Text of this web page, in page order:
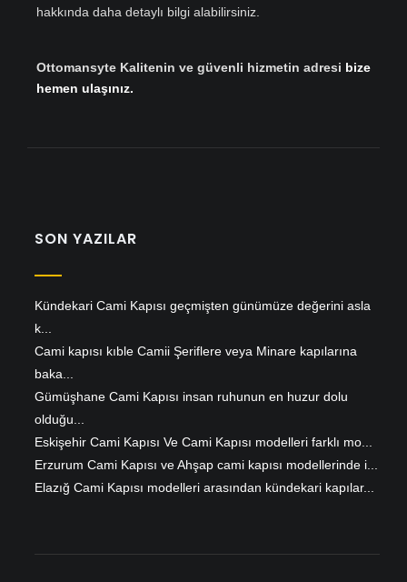
hakkında daha detaylı bilgi alabilirsiniz.
Ottomansyte Kalitenin ve güvenli hizmetin adresi bize
hemen ulaşınız.
SON YAZILAR
Kündekari Cami Kapısı geçmişten günümüze değerini asla
k...
Cami kapısı kıble Camii Şeriflere veya Minare kapılarına
baka...
Gümüşhane Cami Kapısı insan ruhunun en huzur dolu
olduğu...
Eskişehir Cami Kapısı Ve Cami Kapısı modelleri farklı mo...
Erzurum Cami Kapısı ve Ahşap cami kapısı modellerinde i...
Elazığ Cami Kapısı modelleri arasından kündekari kapılar...